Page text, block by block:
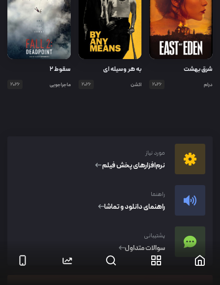
شرق بهشت
درام 2026
به هر وسیله ای
اکشن 2026
سقوط ۲
ماجراجویی 2026
مورد نیاز
نرم‌افزار‌های پخش فیلم
راهنما
راهنمای دانلود و تماشا
پشتیبانی
سوالات متداول